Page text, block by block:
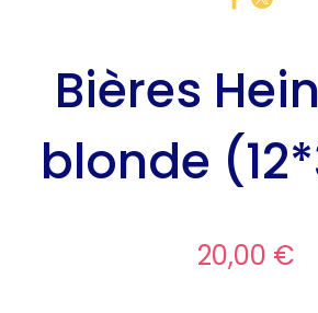
Bières
blonde
20,00 €